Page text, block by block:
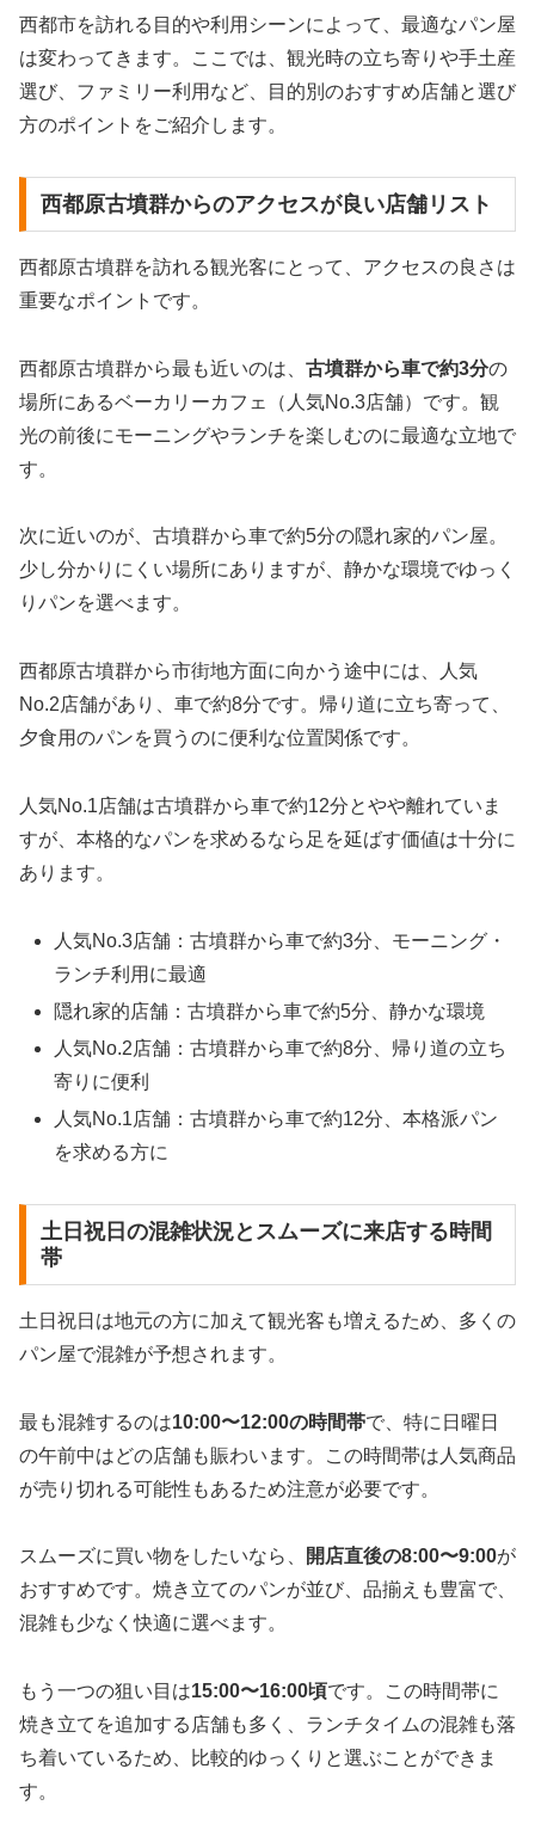
西都市を訪れる目的や利用シーンによって、最適なパン屋
は変わってきます。ここでは、観光時の立ち寄りや手土産
選び、ファミリー利用など、目的別のおすすめ店舗と選び
方のポイントをご紹介します。
西都原古墳群からのアクセスが良い店舗リスト
西都原古墳群を訪れる観光客にとって、アクセスの良さは
重要なポイントです。
西都原古墳群から最も近いのは、 古墳群から車で約3分の
場所にあるベーカリーカフェ（人気No.3店舗）です。観
光の前後にモーニングやランチを楽しむのに最適な立地で
す。
次に近いのが、古墳群から車で約5分の隠れ家的パン屋。
少し分かりにくい場所にありますが、静かな環境でゆっく
りパンを選べます。
西都原古墳群から市街地方面に向かう途中には、人気
No.2店舗があり、車で約8分です。帰り道に立ち寄って、
夕食用のパンを買うのに便利な位置関係です。
人気No.1店舗は古墳群から車で約12分とやや離れていま
すが、本格的なパンを求めるなら足を延ばす価値は十分に
あります。
人気No.3店舗：古墳群から車で約3分、モーニング・
ランチ利用に最適
隠れ家的店舗：古墳群から車で約5分、静かな環境
人気No.2店舗：古墳群から車で約8分、帰り道の立ち
寄りに便利
人気No.1店舗：古墳群から車で約12分、本格派パン
を求める方に
土日祝日の混雑状況とスムーズに来店する時間
帯
土日祝日は地元の方に加えて観光客も増えるため、多くの
パン屋で混雑が予想されます。
最も混雑するのは10:00〜12:00の時間帯で、特に日曜日
の午前中はどの店舗も賑わいます。この時間帯は人気商品
が売り切れる可能性もあるため注意が必要です。
スムーズに買い物をしたいなら、 開店直後の8:00〜9:00が
おすすめです。焼き立てのパンが並び、品揃えも豊富で、
混雑も少なく快適に選べます。
もう一つの狙い目は15:00〜16:00頃です。この時間帯に
焼き立てを追加する店舗も多く、ランチタイムの混雑も落
ち着いているため、比較的ゆっくりと選ぶことができま
す。